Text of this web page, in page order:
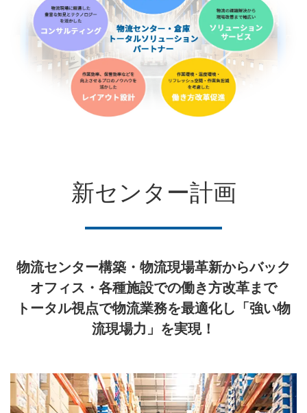
新センター計画
物流センター構築・物流現場革新からバック
オフィス・各種施設での働き方改革まで
トータル視点で物流業務を最適化し「強い物
流現場力」を実現！